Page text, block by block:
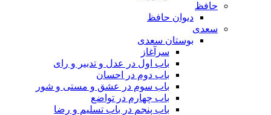
حافظ
دیوان حافظ
سعدی
بوستان سعدی
سرآغاز
باب اول در عدل و تدبیر و رای
باب دوم در احسان
باب سوم در عشق و مستی و شور
باب چهارم در تواضع
باب پنجم در باب تسلیم و رضا